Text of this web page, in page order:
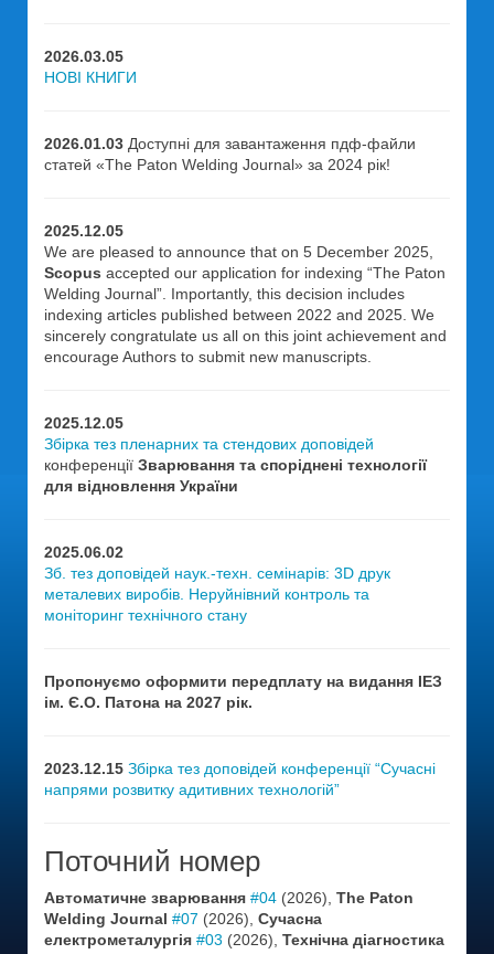
2026.03.05
НОВІ КНИГИ
2026.01.03 Доступні для завантаження пдф-файли
статей «The Paton Welding Journal» за 2024 рік!
2025.12.05
We are pleased to announce that on 5 December 2025,
Scopus accepted our application for indexing “The Paton
Welding Journal”. Importantly, this decision includes
indexing articles published between 2022 and 2025. We
sincerely congratulate us all on this joint achievement and
encourage Authors to submit new manuscripts.
2025.12.05
Збірка тез пленарних та стендових доповідей
конференції Зварювання та споріднені технології
для відновлення України
2025.06.02
Зб. тез доповідей наук.-техн. семінарів: 3D друк
металевих виробів. Неруйнівний контроль та
моніторинг технічного стану
Пропонуємо оформити передплату на видання ІЕЗ
ім. Є.О. Патона на 2027 рік.
2023.12.15 Збірка тез доповідей конференції “Сучасні
напрями розвитку адитивних технологій”
Поточний номер
Автоматичне зварювання #04 (2026), The Paton
Welding Journal #07 (2026), Сучасна
електрометалургія #03 (2026), Технічна діагностика